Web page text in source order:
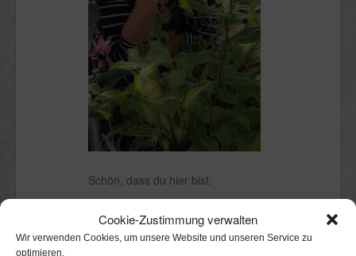
Cookie-Zustimmung verwalten
Wir verwenden Cookies, um unsere Website und unseren Service zu
optimieren.
Schön, dass du hier bist.
Ich bin Claudia.
Kölnerin mit Stadtgarten, in dem ich
mit Freude herumwühle. Perfekt